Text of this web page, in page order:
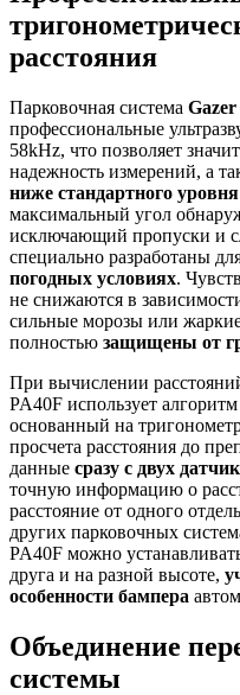
расстояния
Парковочная система
профессиональные
58kHz, что позволяет
надежность измерений, а
ниже стандартного
максимальный угол
исключающий пропуски и
специально разработаны
погодных условиях.
не снижаются в
сильные морозы или
полностью защищены от
При вычислении
PA40F использует
основанный на
просчета расстояния до
данные сразу с двух
точную информацию о
расстояние от одного
других парковочных
PA40F можно
друга и на разной высоте,
особенности бампера
Объединение
системы